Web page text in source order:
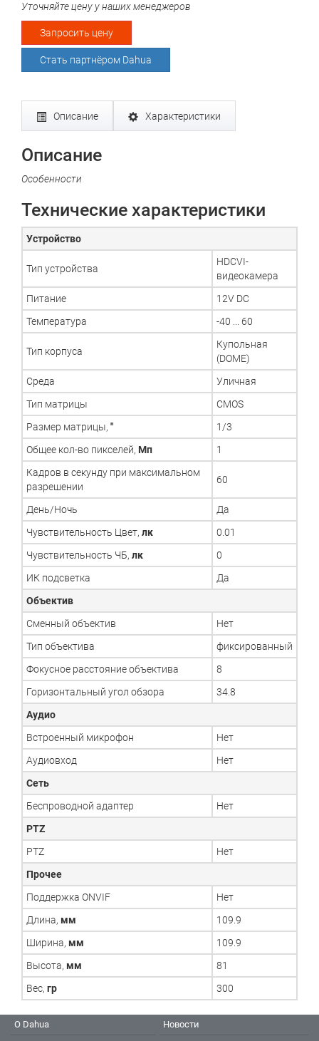
Уточняйте цену у наших менеджеров
Запросить цену
Стать партнёром Dahua
Описание Характеристики
Описание
Особенности
Технические характеристики
Устройство
Тип устройства
HDCVI-
видеокамера
Питание
12V DC
Температура
-40 ... 60
Тип корпуса
Купольная
(DOME)
Среда
Уличная
Тип матрицы
CMOS
Размер матрицы, "
1/3
Общее кол-во пикселей, Мп
1
Кадров в секунду при максимальном
разрешении
60
День/Ночь
Да
Чувствительность Цвет, лк
0.01
Чувствительность ЧБ, лк
0
ИК подсветка
Да
Объектив
Сменный объектив
Нет
Тип объектива
фиксированный
Фокусное расстояние объектива
8
Горизонтальный угол обзора
34.8
Аудио
Встроенный микрофон
Нет
Аудиовход
Нет
Сеть
Беспроводной адаптер
Нет
PTZ
PTZ
Нет
Прочее
Поддержка ONVIF
Нет
Длина, мм
109.9
Ширина, мм
109.9
Высота, мм
81
Вес, гр 300
О Dahua
Новости